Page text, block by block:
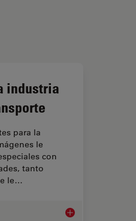
industria
para la
le
con
tanto
le…
Microscopios para